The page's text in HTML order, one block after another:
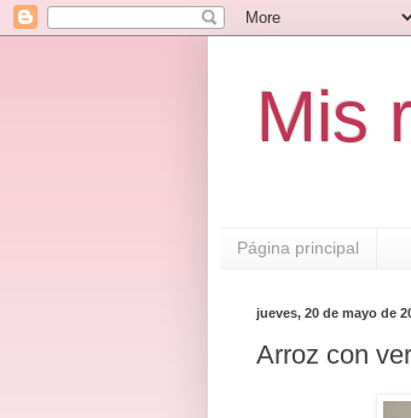
Mis
Página principal
jueves, 20 de mayo de
Arroz con